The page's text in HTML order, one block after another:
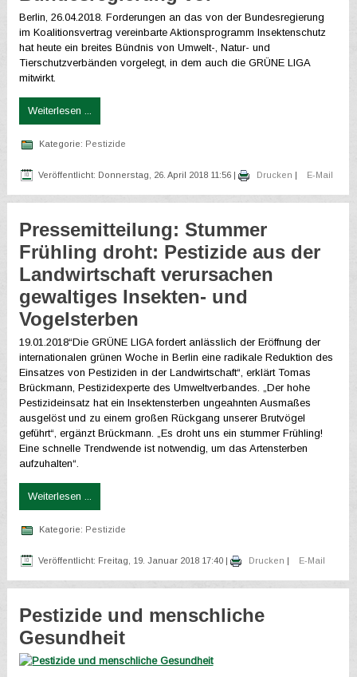
Berlin, 26.04.2018. Forderungen an das von der Bundesregierung
im Koalitionsvertrag vereinbarte Aktionsprogramm Insektenschutz
hat heute ein breites Bündnis von Umwelt-, Natur- und
Tierschutzverbänden vorgelegt, in dem auch die GRÜNE LIGA
mitwirkt.
Weiterlesen ...
Kategorie: Pestizide
Veröffentlicht: Donnerstag, 26. April 2018 11:56 | Drucken E-Mail
Pressemitteilung: Stummer
Frühling droht: Pestizide aus der
Landwirtschaft verursachen
gewaltiges Insekten- und
Vogelsterben
19.01.2018“Die GRÜNE LIGA fordert anlässlich der Eröffnung der
internationalen grünen Woche in Berlin eine radikale Reduktion des
Einsatzes von Pestiziden in der Landwirtschaft“, erklärt Tomas
Brückmann, Pestizidexperte des Umweltverbandes. „Der hohe
Pestizideinsatz hat ein Insektensterben ungeahnten Ausmaßes
ausgelöst und zu einem großen Rückgang unserer Brutvögel
geführt“, ergänzt Brückmann. „Es droht uns ein stummer Frühling!
Eine schnelle Trendwende ist notwendig, um das Artensterben
aufzuhalten“.
Weiterlesen ...
Kategorie: Pestizide
Veröffentlicht: Freitag, 19. Januar 2018 17:40 | Drucken E-Mail
Pestizide und menschliche
Gesundheit